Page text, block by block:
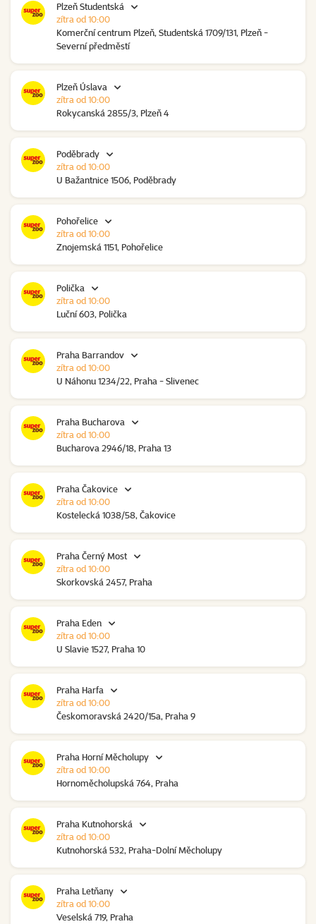
Plzeň Studentská
Komerční centrum Plzeň, Studentská 1709/131, Plzeň -
Severní předměstí
zítra od 10:00
Plzeň Úslava
Rokycanská 2855/3, Plzeň 4
zítra od 10:00
Poděbrady
U Bažantnice 1506, Poděbrady
zítra od 10:00
Pohořelice
Znojemská 1151, Pohořelice
zítra od 10:00
Polička
Luční 603, Polička
zítra od 10:00
Praha Barrandov
U Náhonu 1234/22, Praha - Slivenec
zítra od 10:00
Praha Bucharova
Bucharova 2946/18, Praha 13
zítra od 10:00
Praha Čakovice
Kostelecká 1038/58, Čakovice
zítra od 10:00
Praha Černý Most
Skorkovská 2457, Praha
zítra od 10:00
Praha Eden
U Slavie 1527, Praha 10
zítra od 10:00
Praha Harfa
Českomoravská 2420/15a, Praha 9
zítra od 10:00
Praha Horní Měcholupy
Hornoměcholupská 764, Praha
zítra od 10:00
Praha Kutnohorská
Kutnohorská 532, Praha-Dolní Měcholupy
zítra od 10:00
Praha Letňany
Veselská 719, Praha
zítra od 10:00